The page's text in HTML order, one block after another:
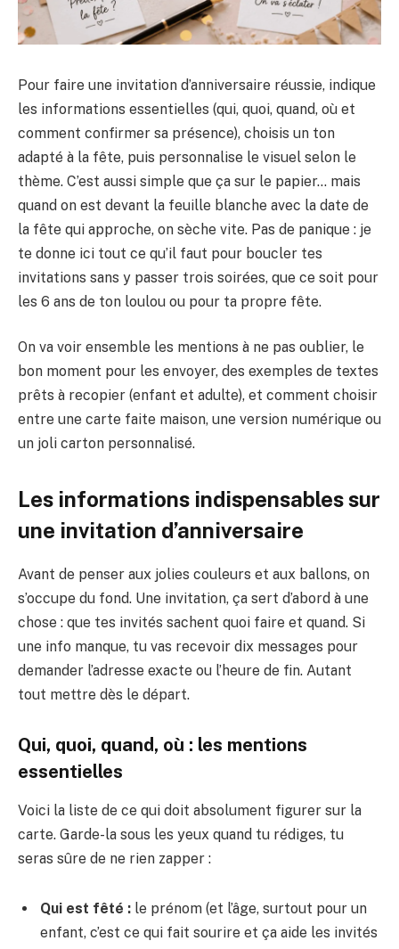
Pour faire une invitation d’anniversaire réussie, indique
les informations essentielles (qui, quoi, quand, où et
comment confirmer sa présence), choisis un ton
adapté à la fête, puis personnalise le visuel selon le
thème. C’est aussi simple que ça sur le papier… mais
quand on est devant la feuille blanche avec la date de
la fête qui approche, on sèche vite. Pas de panique : je
te donne ici tout ce qu’il faut pour boucler tes
invitations sans y passer trois soirées, que ce soit pour
les 6 ans de ton loulou ou pour ta propre fête.
On va voir ensemble les mentions à ne pas oublier, le
bon moment pour les envoyer, des exemples de textes
prêts à recopier (enfant et adulte), et comment choisir
entre une carte faite maison, une version numérique ou
un joli carton personnalisé.
Les informations indispensables sur
une invitation d’anniversaire
Avant de penser aux jolies couleurs et aux ballons, on
s’occupe du fond. Une invitation, ça sert d’abord à une
chose : que tes invités sachent quoi faire et quand. Si
une info manque, tu vas recevoir dix messages pour
demander l’adresse exacte ou l’heure de fin. Autant
tout mettre dès le départ.
Qui, quoi, quand, où : les mentions
essentielles
Voici la liste de ce qui doit absolument figurer sur la
carte. Garde-la sous les yeux quand tu rédiges, tu
seras sûre de ne rien zapper :
Qui est fêté : le prénom (et l’âge, surtout pour un
enfant, c’est ce qui fait sourire et ça aide les invités